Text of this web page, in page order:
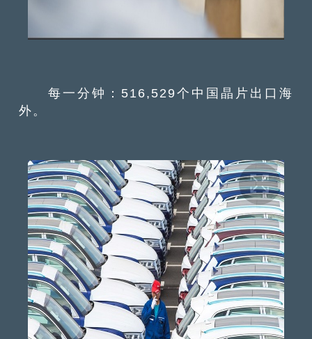
每一分钟：516,529个中国晶片出口海
外。